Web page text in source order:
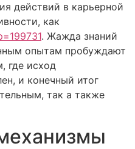
действий в карьерной
как
. Жажда знаний
опытам пробуждают
где исход
и конечный итог
так а также